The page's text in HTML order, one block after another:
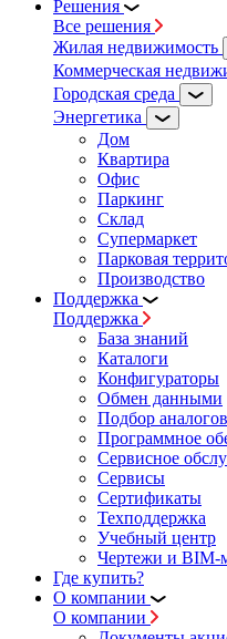
Решения
Все решения
Жилая недвижимость
Коммерческая
Городская среда
Энергетика
Дом
Квартира
Офис
Паркинг
Склад
Супермаркет
Парковая
Производство
Поддержка
Поддержка
База знаний
Каталоги
Конфигураторы
Обмен данными
Подбор аналогов
Программное
Сервисное
Сервисы
Сертификаты
Техподдержка
Учебный центр
Чертежи и BIM-
Где купить?
О компании
О компании